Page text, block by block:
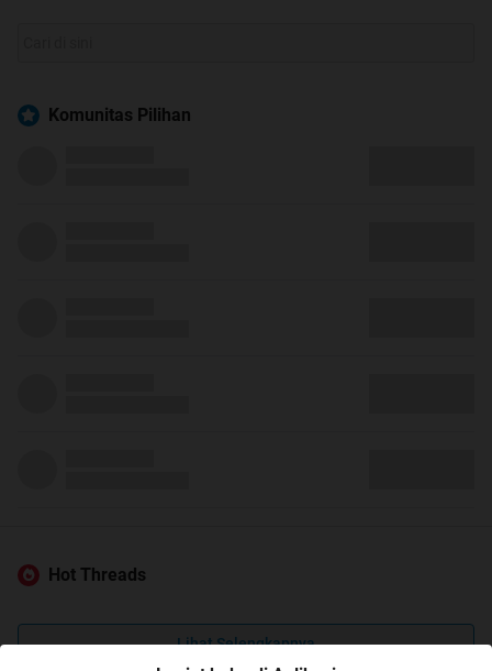
Komunitas Pilihan
Hot Threads
Lihat Selengkapnya